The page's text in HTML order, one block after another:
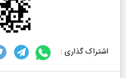
اشتراک گذاری :